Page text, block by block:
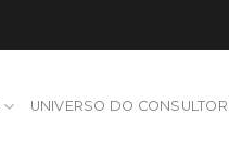
UNIVERSO DO CONSULTOR